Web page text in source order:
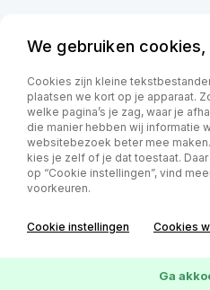
We gebruiken cookies,
Cookies zijn kleine
plaatsen we kort op je apparaat.
welke pagina’s je zag, waar je
die manier hebben wij informatie
websitebezoek beter mee
kies je zelf of je dat toestaat.
op “Cookie instellingen”, vind
voorkeuren.
Cookie instellingen Cookies
Ga